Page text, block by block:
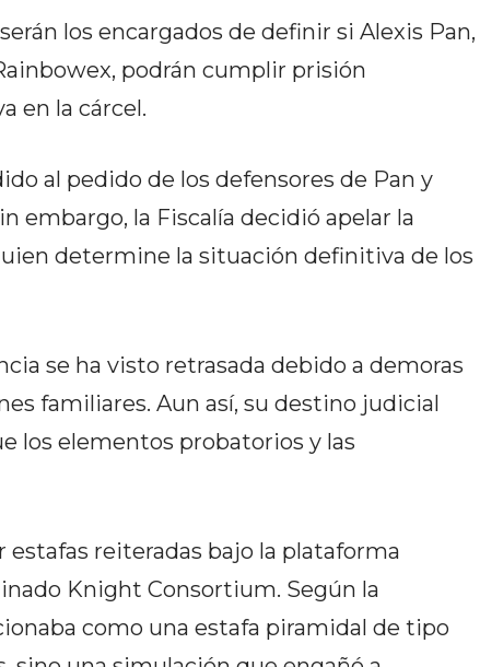
los encargados de definir si Alexis Pan,
podrán cumplir prisión
en la cárcel.
al pedido de los defensores de Pan y
embargo, la Fiscalía decidió apelar la
determine la situación definitiva de los
se ha visto retrasada debido a demoras
familiares. Aun así, su destino judicial
los elementos probatorios y las
reiteradas bajo la plataforma
Knight Consortium. Según la
como una estafa piramidal de tipo